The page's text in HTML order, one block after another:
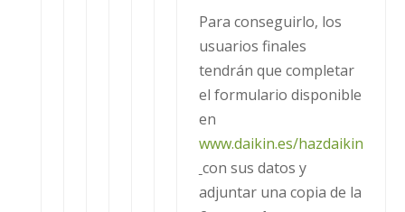
Para conseguirlo, los
usuarios finales
tendrán que completar
el formulario disponible
en
www.daikin.es/hazdaikin
con sus datos y
adjuntar una copia de la